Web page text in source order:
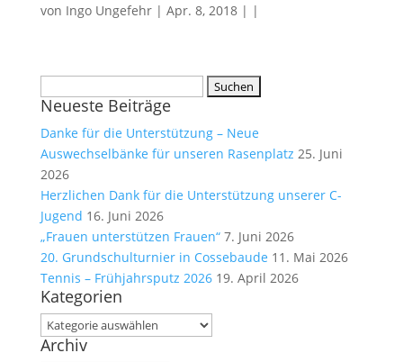
von Ingo Ungefehr| Apr. 8, 2018 | |
nach:
Neueste Beiträge
Danke für die Unterstützung – Neue
Auswechselbänke für unseren Rasenplatz 25. Juni
2026
Herzlichen Dank für die Unterstützung unserer C-
Jugend 16. Juni 2026
„Frauen unterstützen Frauen“ 7. Juni 2026
20. Grundschulturnier in Cossebaude 11. Mai 2026
Tennis – Frühjahrsputz 2026 19. April 2026
Kategorien
Kategorien
Archiv